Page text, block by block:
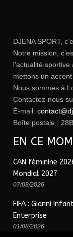
DJENA SPORT,
Notre mission,
l’actualité
mettons un
Nous sommes à
Contactez-nous
É-mail:
Boîte postale :
EN CE
CAN féminine
Mondial 2027
07/08/2026
FIFA : Gianni
Enterprise
01/08/2026